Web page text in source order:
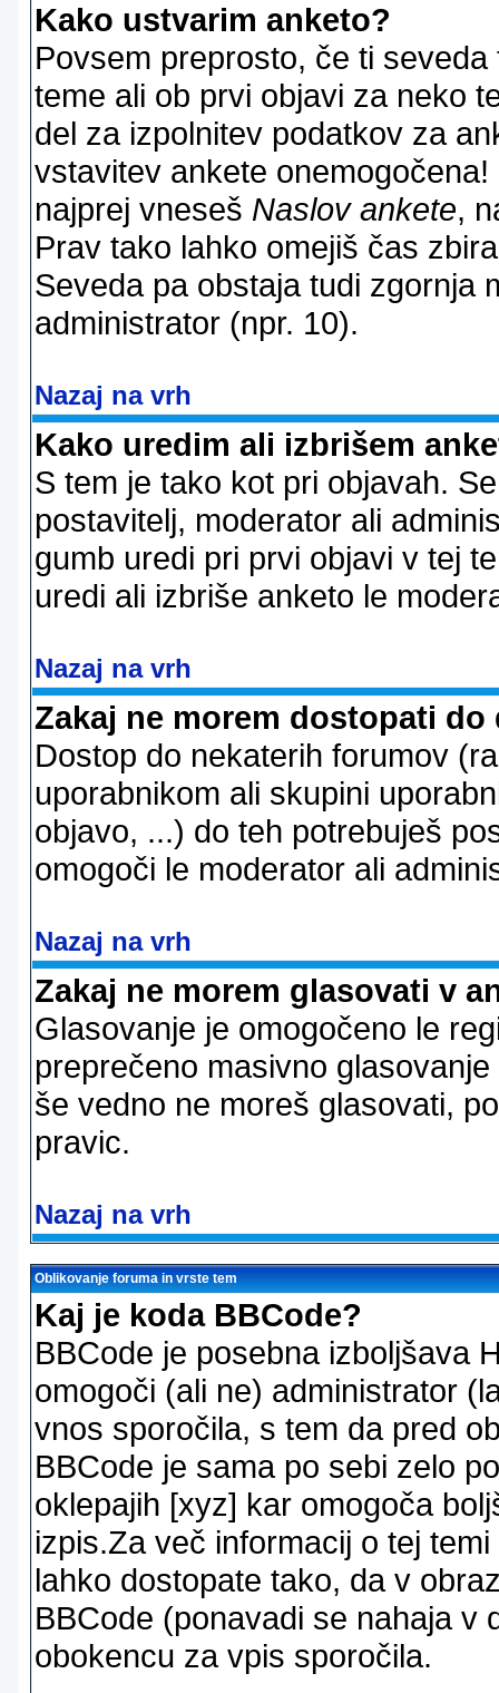
Kako ustvarim anketo?
Povsem preprosto, če ti
teme ali ob prvi objavi za neko
del za izpolnitev podatkov za
vstavitev ankete
najprej vneseš Naslov ankete,
Prav tako lahko omejiš čas
Seveda pa obstaja tudi zgornja
administrator (npr. 10).
Nazaj na vrh
Kako uredim ali izbrišem
S tem je tako kot pri objavah.
postavitelj, moderator ali
gumb uredi pri prvi objavi v tej
uredi ali izbriše anketo le
Nazaj na vrh
Zakaj ne morem dostopati
Dostop do nekaterih forumov
uporabnikom ali skupini
objavo, ...) do teh potrebuješ
omogoči le moderator ali
Nazaj na vrh
Zakaj ne morem glasovati v
Glasovanje je omogočeno le
preprečeno masivno
še vedno ne moreš glasovati,
pravic.
Nazaj na vrh
Oblikovanje foruma in vrste tem
Kaj je koda BBCode?
BBCode je posebna izboljšava
omogoči (ali ne) administrator
vnos sporočila, s tem da pred
BBCode je sama po sebi zelo
oklepajih [xyz] kar omogoča
izpis.Za več informacij o tej
lahko dostopate tako, da v
BBCode (ponavadi se nahaja v
obokencu za vpis sporočila.